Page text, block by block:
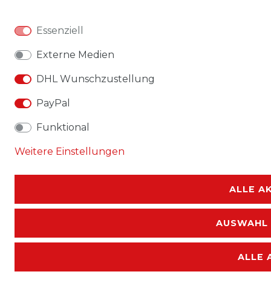
Essenziell
Externe Medien
DHL Wunschzustellung
PayPal
Funktional
Weitere Einstellungen
ALLE
AUSWAHL
ALLE